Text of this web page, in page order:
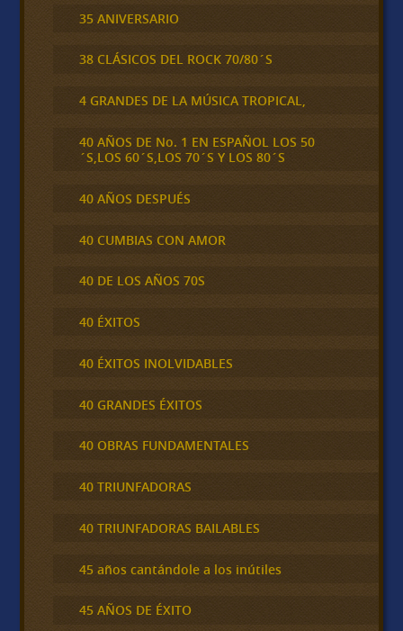
35 ANIVERSARIO
38 CLÁSICOS DEL ROCK 70/80´S
4 GRANDES DE LA MÚSICA TROPICAL,
40 AÑOS DE No. 1 EN ESPAÑOL LOS 50
´S,LOS 60´S,LOS 70´S Y LOS 80´S
40 AÑOS DESPUÉS
40 CUMBIAS CON AMOR
40 DE LOS AÑOS 70S
40 ÉXITOS
40 ÉXITOS INOLVIDABLES
40 GRANDES ÉXITOS
40 OBRAS FUNDAMENTALES
40 TRIUNFADORAS
40 TRIUNFADORAS BAILABLES
45 años cantándole a los inútiles
45 AÑOS DE ÉXITO